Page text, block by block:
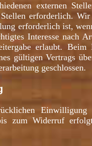
externen
erforderlich.
erforderlich ist,
Interesse
erlaubt.
gültigen Vertrags
geschlossen.
zum Widerruf